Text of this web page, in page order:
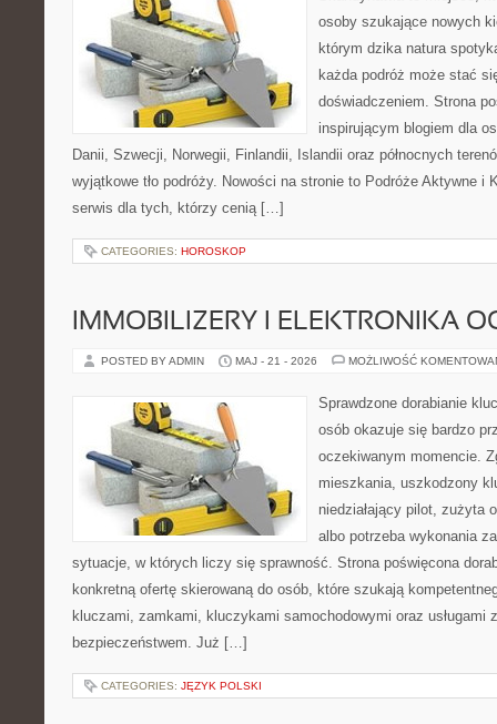
osoby szukające nowych
którym dzika natura
każda podróż może stać
doświadczeniem. Strona
inspirującym blogiem dla
Danii, Szwecji, Norwegii, Finlandii, Islandii oraz północnych
wyjątkowe tło podróży. Nowości na stronie to Podróże Aktywne i
serwis dla tych, którzy cenią […]
CATEGORIES: HOROSKOP
IMMOBILIZERY I ELEKTRONIKA
POSTED BY ADMIN MAJ - 21 - 2026 MOŻLIWOŚĆ
Sprawdzone dorabianie
osób okazuje się bardzo
oczekiwanym momencie.
mieszkania, uszkodzony
niedziałający pilot, zużyta
albo potrzeba wykonania
sytuacje, w których liczy się sprawność. Strona poświęcona
konkretną ofertę skierowaną do osób, które szukają
kluczami, zamkami, kluczykami samochodowymi oraz usługami
bezpieczeństwem. Już […]
CATEGORIES: JĘZYK POLSKI